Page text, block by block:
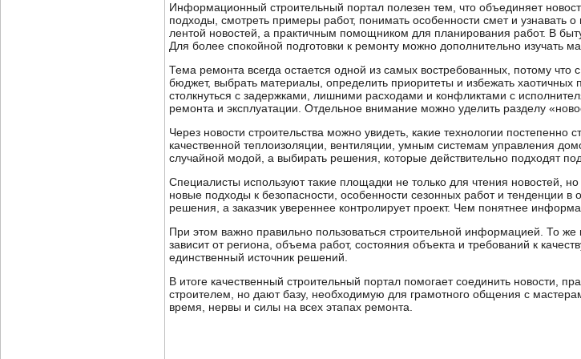
Информационный строительный портал полезен тем, что объединяет
подходы, смотреть примеры работ, понимать особенности смет и узнавать
лентой новостей, а практичным помощником для планирования работ. В
Для более спокойной подготовки к ремонту можно дополнительно изучать
Тема ремонта всегда остается одной из самых востребованных, потому что
бюджет, выбрать материалы, определить приоритеты и избежать
столкнуться с задержками, лишними расходами и конфликтами с
ремонта и эксплуатации. Отдельное внимание можно уделить разделу
Через новости строительства можно увидеть, какие технологии
качественной теплоизоляции, вентиляции, умным системам управления
случайной модой, а выбирать решения, которые действительно подходят
Специалисты используют такие площадки не только для чтения новостей,
новые подходы к безопасности, особенности сезонных работ и тенденции
решения, а заказчик увереннее контролирует проект. Чем понятнее
При этом важно правильно пользоваться строительной информацией. То же
зависит от региона, объема работ, состояния объекта и требований к
единственный источник решений.
В итоге качественный строительный портал помогает соединить новости,
строителем, но дают базу, необходимую для грамотного общения с
время, нервы и силы на всех этапах ремонта.